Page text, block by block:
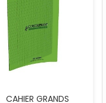
CAHIER GRANDS